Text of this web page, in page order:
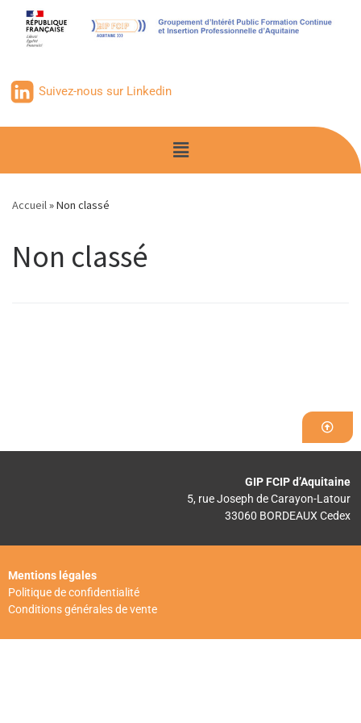
principal
Suivez-nous sur Linkedin
Accueil»Non classé
Non classé
GIP FCIP d’Aquitaine
5, rue Joseph de Carayon-Latour
33060 BORDEAUX Cedex
Mentions légales
Politique de confidentialité
Conditions générales de vente